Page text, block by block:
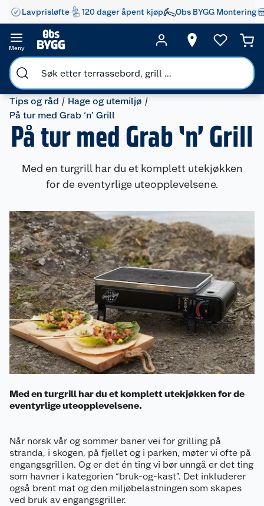
Lavprisløfte 120 dager åpent kjøp Obs BYGG Montering
Meny
Tips og råd
Hage og utemiljø
På tur med Grab ‘n’ Grill
På tur med Grab ‘n’ Grill
Med en turgrill har du et komplett utekjøkken
for de eventyrlige uteopplevelsene.
Med en turgrill har du et komplett utekjøkken for de
eventyrlige uteopplevelsene.
Når norsk vår og sommer baner vei for grilling på
stranda, i skogen, på fjellet og i parken, møter vi ofte på
engangsgrillen. Og er det én ting vi bør unngå er det ting
som havner i kategorien “bruk-og-kast”. Det inkluderer
også brent mat og den miljøbelastningen som skapes
ved bruk av engangsgriller.